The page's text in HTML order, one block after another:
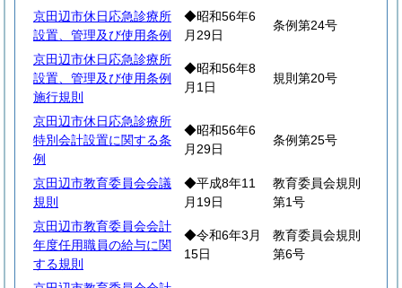
京田辺市休日応急診療所
設置、管理及び使用条例
◆昭和56年6
月29日
条例第24号
京田辺市休日応急診療所
設置、管理及び使用条例
施行規則
◆昭和56年8
月1日
規則第20号
京田辺市休日応急診療所
特別会計設置に関する条
例
◆昭和56年6
月29日
条例第25号
京田辺市教育委員会会議
規則
◆平成8年11
月19日
教育委員会規則
第1号
京田辺市教育委員会会計
年度任用職員の給与に関
する規則
◆令和6年3月
15日
教育委員会規則
第6号